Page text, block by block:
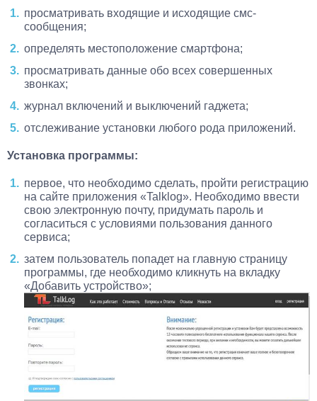
просматривать входящие и исходящие смс-
сообщения;
определять местоположение смартфона;
просматривать данные обо всех совершенных
звонках;
журнал включений и выключений гаджета;
отслеживание установки любого рода приложений.
Установка программы:
первое, что необходимо сделать, пройти регистрацию
на сайте приложения «Talklog». Необходимо ввести
свою электронную почту, придумать пароль и
согласиться с условиями пользования данного
сервиса;
затем пользователь попадет на главную страницу
программы, где необходимо кликнуть на вкладку
«Добавить устройство»;